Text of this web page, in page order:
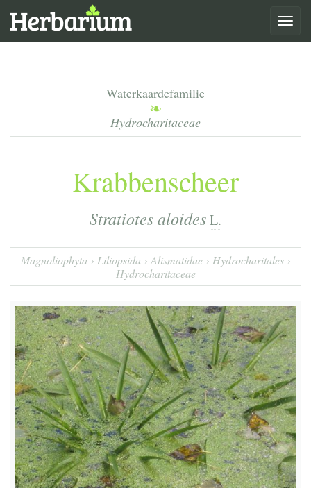
Toggle
Waterkaardefamilie
Hydrocharitaceae
Krabbenscheer
Stratiotes aloidesL.
Magnoliophyta Liliopsida Alismatidae
Hydrocharitales
Hydrocharitaceae